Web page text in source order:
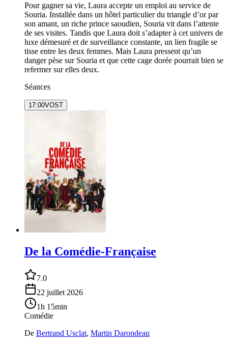
Pour gagner sa vie, Laura accepte un emploi au service de
Souria. Installée dans un hôtel particulier du triangle d’or par
son amant, un riche prince saoudien, Souria vit dans l’attente
de ses visites. Tandis que Laura doit s’adapter à cet univers de
luxe démesuré et de surveillance constante, un lien fragile se
tisse entre les deux femmes. Mais Laura pressent qu’un
danger pèse sur Souria et que cette cage dorée pourrait bien se
refermer sur elles deux.
Séances
17:00VOST
De la Comédie-Française
7.0
22 juillet 2026
1h 15min
Comédie
De Bertrand Usclat, Martin Darondeau